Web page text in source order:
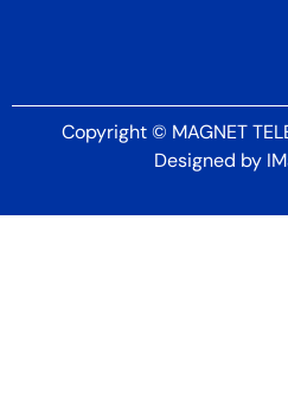
Copyright © MAGNET
Designed by